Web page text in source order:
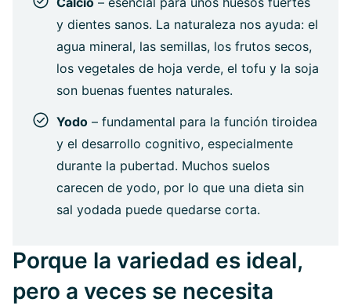
y dientes sanos. La naturaleza nos ayuda: el
agua mineral, las semillas, los frutos secos,
los vegetales de hoja verde, el tofu y la soja
son buenas fuentes naturales.
Yodo – fundamental para la función tiroidea
y el desarrollo cognitivo, especialmente
durante la pubertad. Muchos suelos
carecen de yodo, por lo que una dieta sin
sal yodada puede quedarse corta.
Porque la variedad es ideal,
pero a veces se necesita